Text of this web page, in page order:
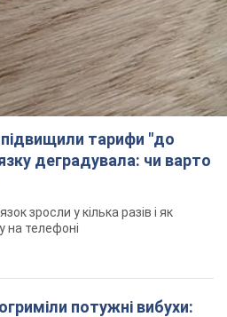
тарифи "до
деградувала: чи варто
зросли у кілька разів і як
на телефоні
потужні вибухи: